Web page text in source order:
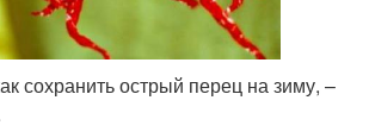
сохранить острый перец на зиму, –